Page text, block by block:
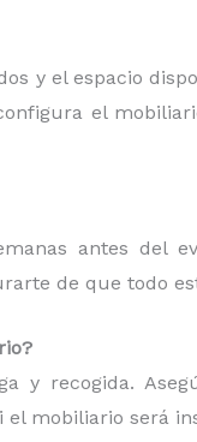
y el espacio
el
antes del
de que todo
y recogida.
mobiliario será